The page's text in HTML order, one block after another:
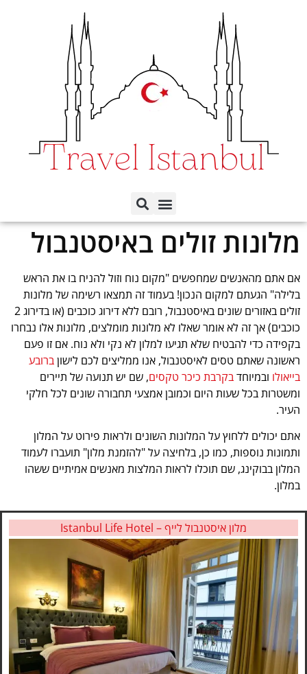
מלונות זולים באיסטנבול
אם אתם מהאנשים שמחפשים "מקום נוח וזול להניח בו את הראש
בלילה" הגעתם למקום הנכון! בעמוד זה תמצאו רשימה של מלונות
זולים באזורים שונים באיסטנבול, רובם ללא דירוג כוכבים (או בדירוג 2
כוכבים) אך זה לא אומר שאלו לא מלונות מומלצים, מלונות אלו נבחרו
בקפידה כדי להבטיח שלא תגיעו למלון לא נקי ולא נוח. אם זו פעם
ראשונה שאתם טסים לאיסטנבול, אנו ממליצים לכם לישון ברובע
בייאולו ובמיוחדבקרבת כיכר טקסים, שם יש תנועה של תיירים
ומשטרות בכל שעות היום וכמובן אמצעי תחבורה שונים לכל חלקי
העיר.
אתם יכולים ללחוץ על המלונות השונים ולראות פירוט על המלון
ותמונות נוספות, כמו כן, בלחיצה על "להזמנת מלון" תועברו לעמוד
המלון בבוקינג, שם תוכלו לראות המלצות מאנשים אמיתיים ששהו
במלון.
מלון איסטנבול לייף – Istanbul Life Hotel